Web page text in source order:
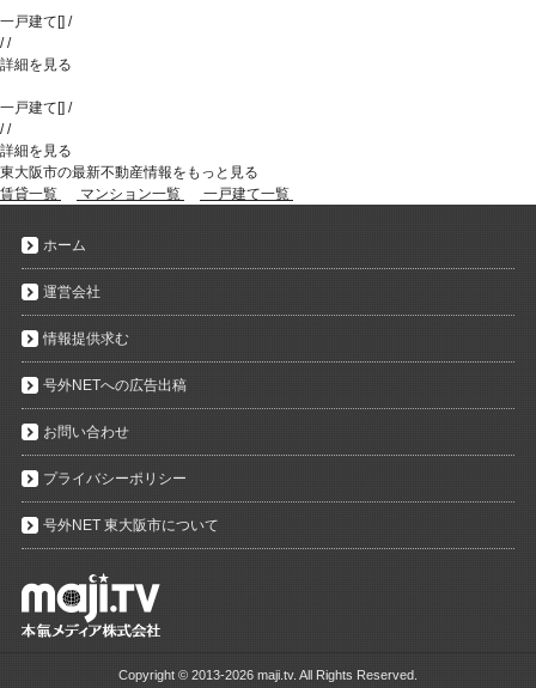
一戸建て [] /
//
詳細を見る
一戸建て [] /
//
詳細を見る
東大阪市の最新不動産情報をもっと見る
賃貸一覧
マンション一覧 一戸建て一覧
ホーム
運営会社
情報提供求む
号外NETへの広告出稿
お問い合わせ
プライバシーポリシー
号外NET 東大阪市について
Copyright © 2013-2026 maji.tv. All Rights Reserved.